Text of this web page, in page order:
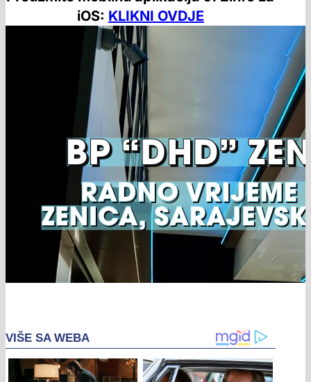
iOS: KLIKNI OVDJE